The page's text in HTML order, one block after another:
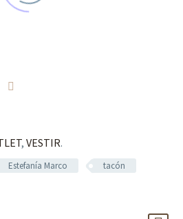
, VESTIR.
Estefanía Marco tacón